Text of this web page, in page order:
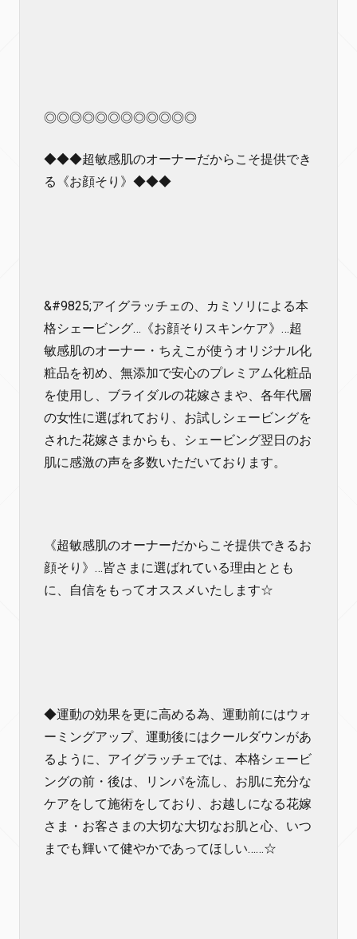
◎◎◎◎◎◎◎◎◎◎◎◎
◆◆◆超敏感肌のオーナーだからこそ提供でき
る《お顔そり》◆◆◆
&#9825;アイグラッチェの、カミソリによる本
格シェービング…《お顔そりスキンケア》…超
敏感肌のオーナー・ちえこが使うオリジナル化
粧品を初め、無添加で安心のプレミアム化粧品
を使用し、ブライダルの花嫁さまや、各年代層
の女性に選ばれており、お試しシェービングを
された花嫁さまからも、シェービング翌日のお
肌に感激の声を多数いただいております。
《超敏感肌のオーナーだからこそ提供できるお
顔そり》…皆さまに選ばれている理由ととも
に、自信をもってオススメいたします☆
◆運動の効果を更に高める為、運動前にはウォ
ーミングアップ、運動後にはクールダウンがあ
るように、アイグラッチェでは、本格シェービ
ングの前・後は、リンパを流し、お肌に充分な
ケアをして施術をしており、お越しになる花嫁
さま・お客さまの大切な大切なお肌と心、いつ
までも輝いて健やかであってほしい……☆